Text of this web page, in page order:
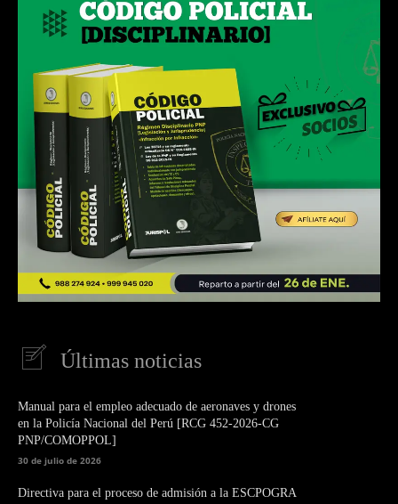
Últimas noticias
Manual para el empleo adecuado de aeronaves y drones
en la Policía Nacional del Perú [RCG 452-2026-CG
PNP/COMOPPOL]
30 de julio de 2026
Directiva para el proceso de admisión a la ESCPOGRA